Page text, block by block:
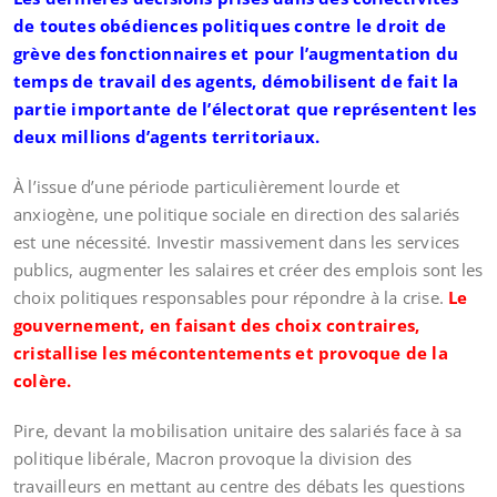
de toutes obédiences politiques contre le droit de
grève des fonctionnaires et pour l’augmentation du
temps de travail des agents, démobilisent de fait la
partie importante de l’électorat que représentent les
deux millions d’agents territoriaux.
À l’issue d’une période particulièrement lourde et
anxiogène, une politique sociale en direction des salariés
est une nécessité. Investir massivement dans les services
publics, augmenter les salaires et créer des emplois sont les
choix politiques responsables pour répondre à la crise. Le
gouvernement, en faisant des choix contraires,
cristallise les mécontentements et provoque de la
colère.
Pire, devant la mobilisation unitaire des salariés face à sa
politique libérale, Macron provoque la division des
travailleurs en mettant au centre des débats les questions